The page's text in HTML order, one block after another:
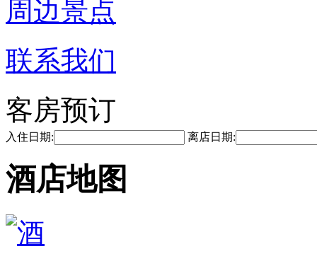
周边景点
联系我们
客房预订
入住日期: 离店日期:
酒店地图